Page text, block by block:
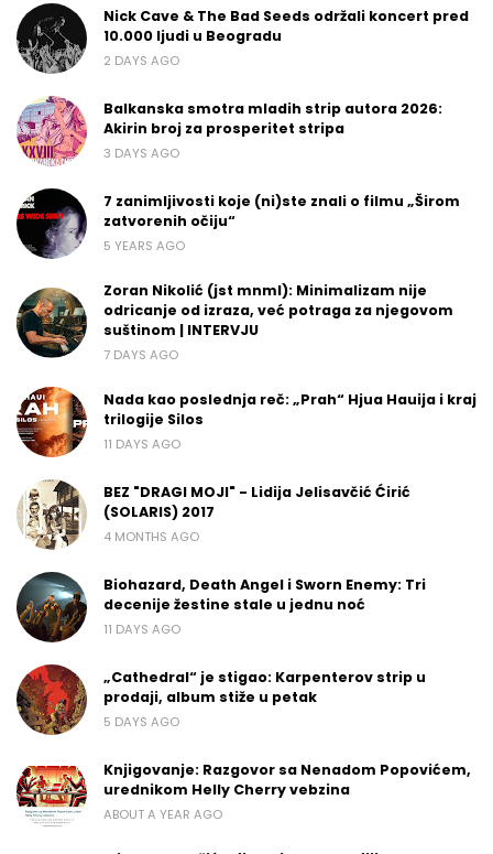
Nick Cave & The Bad Seeds održali koncert pred
10.000 ljudi u Beogradu
2 DAYS AGO
Balkanska smotra mladih strip autora 2026:
Akirin broj za prosperitet stripa
3 DAYS AGO
7 zanimljivosti koje (ni)ste znali o filmu „Širom
zatvorenih očiju“
5 YEARS AGO
Zoran Nikolić (jst mnml): Minimalizam nije
odricanje od izraza, već potraga za njegovom
suštinom | INTERVJU
7 DAYS AGO
Nada kao poslednja reč: „Prah“ Hjua Hauija i kraj
trilogije Silos
11 DAYS AGO
BEZ "DRAGI MOJI" - Lidija Jelisavčić Ćirić
(SOLARIS) 2017
4 MONTHS AGO
Biohazard, Death Angel i Sworn Enemy: Tri
decenije žestine stale u jednu noć
11 DAYS AGO
„Cathedral“ je stigao: Karpenterov strip u
prodaji, album stiže u petak
5 DAYS AGO
Knjigovanje: Razgovor sa Nenadom Popovićem,
urednikom Helly Cherry vebzina
ABOUT A YEAR AGO